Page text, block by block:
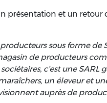
présentation et un retour
sous forme de
de producteurs
c’est une SARL
un éleveur et
auprès de